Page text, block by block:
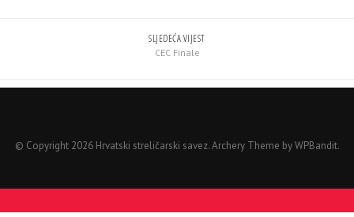
SLJEDEĆA VIJEST
CEC Finale
© Copyright 2026 Hrvatski streličarski savez.Archery Theme byWPBandit.